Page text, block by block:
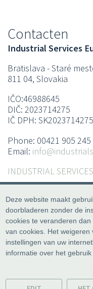
You
are
here
Contacten
Industrial Services
Bratislava - Staré
811 04, Slovakia
IČO:46988645
DIČ: 2023714275
IČ DPH: SK2023714275
Phone: 00421 905 245
Email:
INDUSTRIAL
Deze website maakt
doorbladeren zonder de
cookies te veranderen
van cookies. Het
instellingen van uw
informatie over het